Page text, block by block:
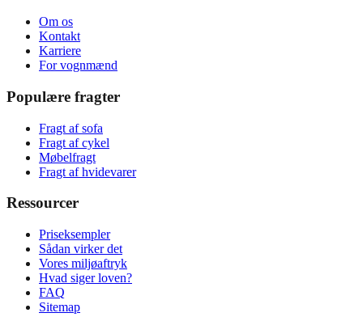
Om os
Kontakt
Karriere
For vognmænd
Populære fragter
Fragt af sofa
Fragt af cykel
Møbelfragt
Fragt af hvidevarer
Ressourcer
Priseksempler
Sådan virker det
Vores miljøaftryk
Hvad siger loven?
FAQ
Sitemap